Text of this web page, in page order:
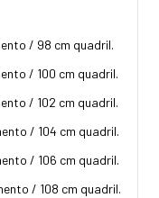
/ 98 cm quadril.
/ 100 cm quadril.
/ 102 cm quadril.
/ 104 cm quadril.
/ 106 cm quadril.
/ 108 cm quadril.